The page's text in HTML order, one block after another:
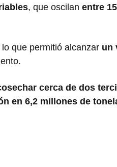
, que oscilan entre
lo que permitió alcanzar un
cerca de dos
en 6,2 millones de